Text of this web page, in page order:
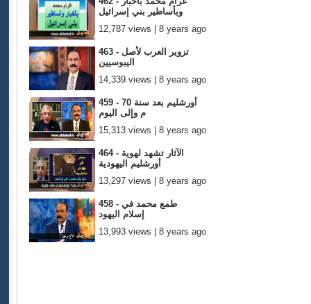
وبأساطير بني إسرائيل
12,787 views | 8 years ago
463 - تزوير العرب لأصل
اليبوسيين
14,339 views | 8 years ago
459 - أورشليم بعد سنة 70
م وإلى اليوم
15,313 views | 8 years ago
464 - الآثار تشهد لهوية
أورشليم اليهودية
13,297 views | 8 years ago
458 - طمع محمد في
إسلام اليهود
13,993 views | 8 years ago